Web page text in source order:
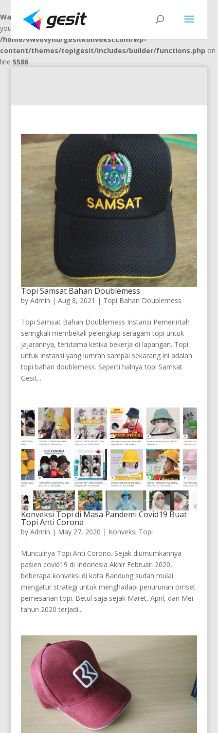
Warning: "continue" targeting switch is equivalent to "break". Did
you mean to use "continue 2"? in
/home/vwvovynu/gesitkonveksi.com/wp-
content/themes/topigesit/includes/builder/functions.php on
line 5586
Topi Samsat Bahan Doublemess
by Admin | Aug 8, 2021 | Topi Bahan Doublemess
Topi Samsat Bahan Doublemess Instansi Pemerintah
seringkali membekali pelengkap seragam topi untuk
jajarannya, terutama ketika bekerja di lapangan. Topi
untuk instansi yang lumrah sampai sekarang ini adalah
topi bahan doublemess. Seperti halnya topi Samsat
Gesit...
Konveksi Topi di Masa Pandemi Covid19 Buat
Topi Anti Corona
by Admin | May 27, 2020 | Konveksi Topi
Munculnya Topi Anti Corono. Sejak diumumkannya
pasien covid19 di Indonesia Akhir Februari 2020,
beberapa konveksi di kota Bandung sudah mulai
mengatur strategi untuk menghadapi penurunan omset
pemesanan topi. Betul saja sejak Maret, April, dan Mei
tahun 2020 terjadi...